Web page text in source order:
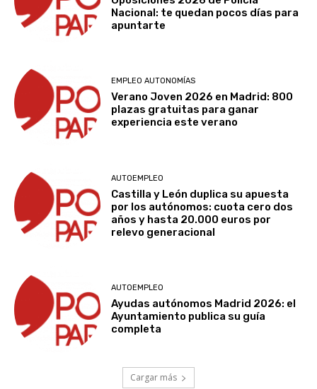
Nacional: te quedan pocos días para
apuntarte
EMPLEO AUTONOMÍAS
Verano Joven 2026 en Madrid: 800
plazas gratuitas para ganar
experiencia este verano
AUTOEMPLEO
Castilla y León duplica su apuesta
por los autónomos: cuota cero dos
años y hasta 20.000 euros por
relevo generacional
AUTOEMPLEO
Ayudas autónomos Madrid 2026: el
Ayuntamiento publica su guía
completa
Cargar más